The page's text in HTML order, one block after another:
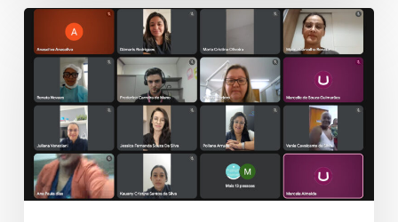
Programa
Qualifica
Secretárias
realiza
primeiro
treinamento